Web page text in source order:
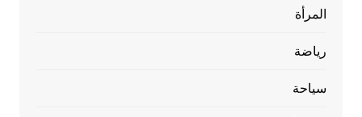
المرأة
رياضة
سياحة